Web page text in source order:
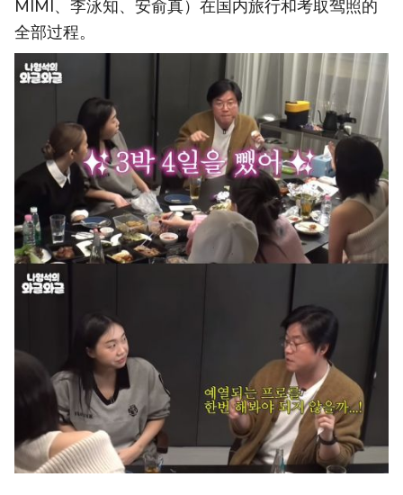
MIMI、李泳知、安俞真）在国内旅行和考取驾照的
全部过程。